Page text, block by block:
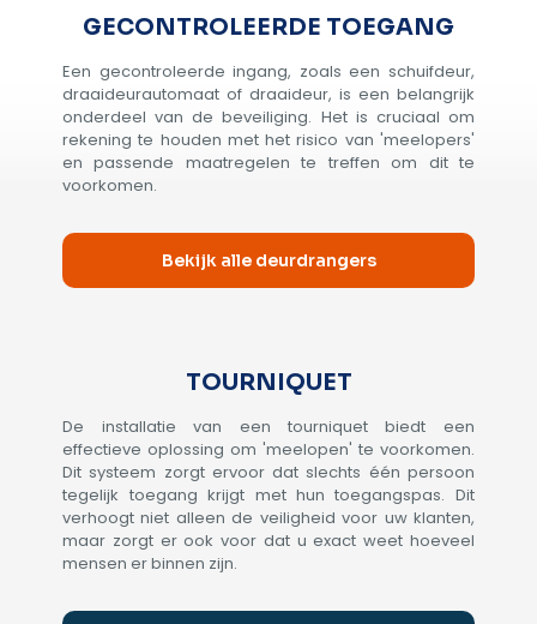
GECONTROLEERDE TOEGANG
Een gecontroleerde ingang, zoals een schuifdeur,
draaideurautomaat of draaideur, is een belangrijk
onderdeel van de beveiliging. Het is cruciaal om
rekening te houden met het risico van 'meelopers'
en passende maatregelen te treffen om dit te
voorkomen.
Bekijk alle deurdrangers
TOURNIQUET
De installatie van een tourniquet biedt een
effectieve oplossing om 'meelopen' te voorkomen.
Dit systeem zorgt ervoor dat slechts één persoon
tegelijk toegang krijgt met hun toegangspas. Dit
verhoogt niet alleen de veiligheid voor uw klanten,
maar zorgt er ook voor dat u exact weet hoeveel
mensen er binnen zijn.